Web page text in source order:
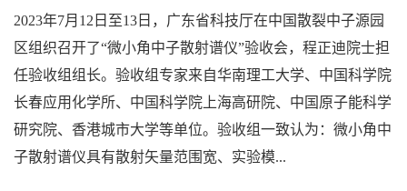
2023年7月12日至13日，广东省科技厅在中国散裂中子源园
区组织召开了“微小角中子散射谱仪”验收会，程正迪院士担
任验收组组长。验收组专家来自华南理工大学、中国科学院
长春应用化学所、中国科学院上海高研院、中国原子能科学
研究院、香港城市大学等单位。验收组一致认为：微小角中
子散射谱仪具有散射矢量范围宽、实验模...